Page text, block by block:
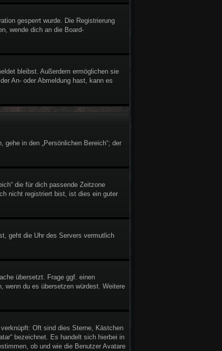
gesperrt wurde. Die Registrierung
wende dich an die Board-
bleibst. Außerdem ermöglichen sie
An- oder Abmeldung hast, kann es
in den „Persönlichen Bereich“; der
die für dich passende Zeitzone
nicht registriert bist, ist dies ein guter
geht die Uhr des Servers vermutlich
übersetzt. Frage ggf. einen
wenn du es übersetzen würdest. Weitere
Oft sind dies Sterne, Kästchen
bezeichnet. Es handelt sich hierbei in
ob und wie die Benutzer Avatare